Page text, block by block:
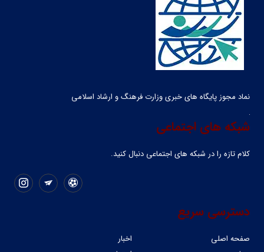
نماد مجوز پایگاه های خبری وزارت فرهنگ و ارشاد اسلامی
شبکه های اجتماعی
کلام تازه را در شبکه ‌های اجتماعی دنبال کنید.
دسترسی سریع
صفحه اصلی
اخبار